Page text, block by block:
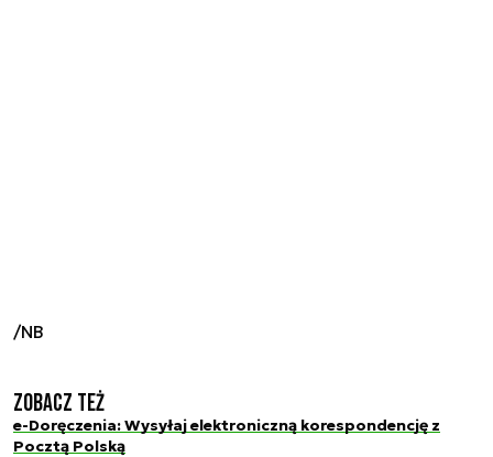
/NB
Zobacz też
e-Doręczenia: Wysyłaj elektroniczną korespondencję z
Pocztą Polską